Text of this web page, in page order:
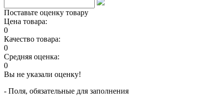
Поставьте оценку товару
Цена товара:
0
Качество товара:
0
Средняя оценка:
0
Вы не указали оценку!
- Поля, обязательные для заполнения